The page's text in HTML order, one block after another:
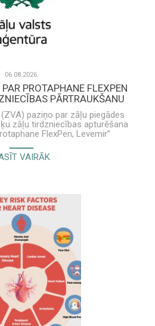
06.08.2026.
PROTAPHANE FLEXPEN
PĀRTRAUKŠANU
paziņo par zāļu piegādes
zāļu tirdzniecības apturēšana
FlexPen, Levemir”
informācija veselības aprūpes
un Protaphane FlexPen ir
VAIRĀK